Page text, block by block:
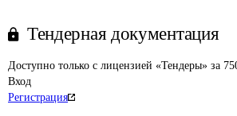
Тендерная документация
Доступно только с лицензией «Тендеры» за
Вход
Регистрация